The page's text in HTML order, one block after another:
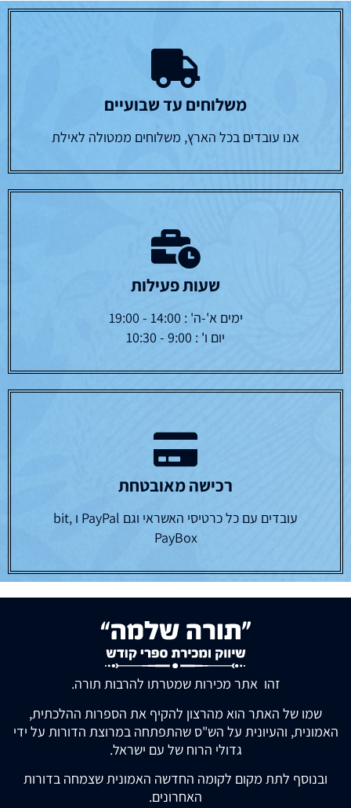
משלוחים עד שבועיים
אנו עובדים בכל הארץ, משלוחים ממטולה לאילת
שעות פעילות
ימים א'-ה' : 14:00 - 19:00
יום ו' : 9:00 - 10:30
רכישה מאובטחת
עובדים עם כל כרטיסי האשראי וגם PayPal ו bit,
PayBox
זהו אתר מכירות שמטרתו להרבות תורה.
שמו של האתר הוא מהרצון להקיף את הספרות ההלכתית,
האמונית, והעיונית על הש"ס שהתפתחה במרוצת הדורות על ידי
גדולי הרוח של עם ישראל.
ובנוסף לתת מקום לקומה החדשה האמונית שצמחה בדורות
האחרונים.